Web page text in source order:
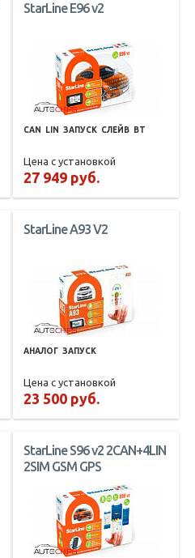
StarLine E96 v2
CAN LIN ЗАПУСК СЛЕЙВ BT
Цена с установкой
27 949 руб.
StarLine A93 V2
АНАЛОГ ЗАПУСК
Цена с установкой
23 500 руб.
StarLine S96 v2 2CAN+4LIN
2SIM GSM GPS